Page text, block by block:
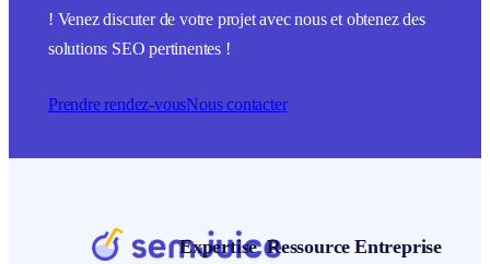
! Venez discuter de votre projet avec nous et obtenez des
solutions SEO pertinentes !
Prendre rendez-vousNous contacter
Expertise Ressource Entreprise